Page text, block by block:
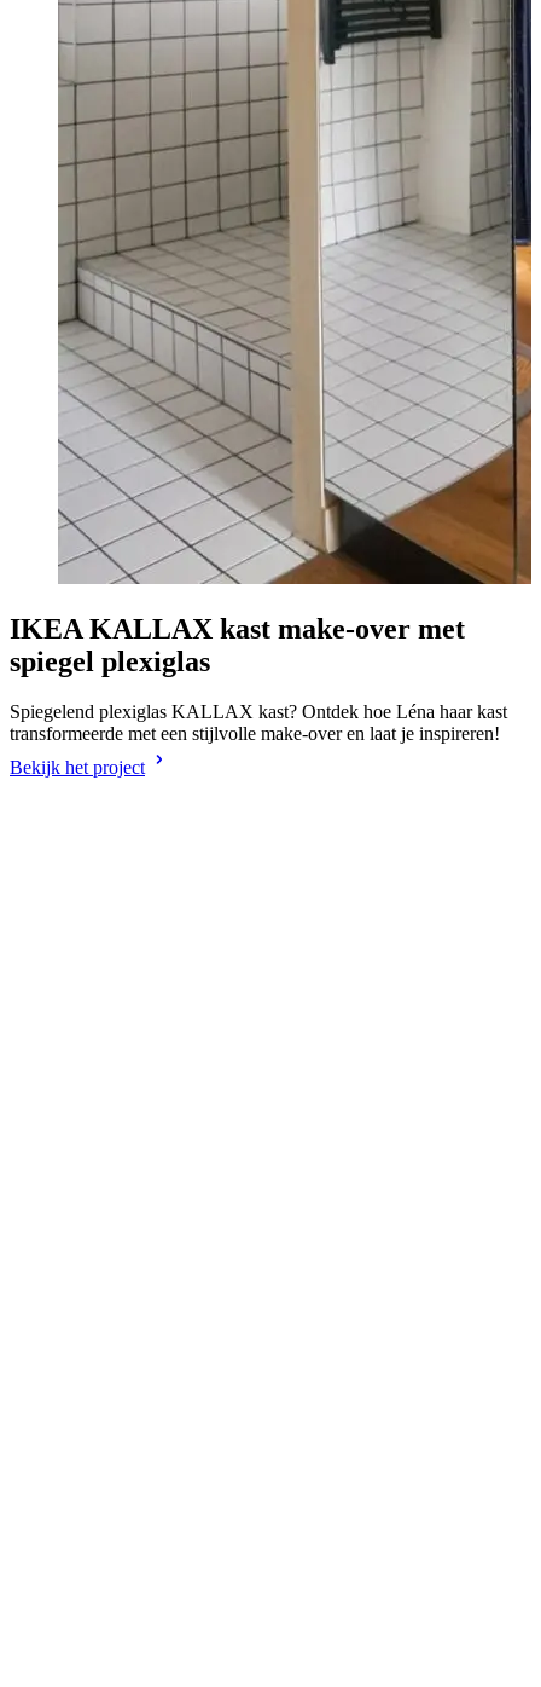
IKEA KALLAX kast make-over met
spiegel plexiglas
Spiegelend plexiglas KALLAX kast? Ontdek hoe Léna haar kast
transformeerde met een stijlvolle make-over en laat je inspireren!
Bekijk het project